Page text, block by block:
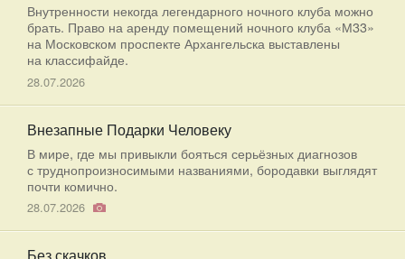
Внутренности некогда легендарного ночного клуба можно
брать. Право на аренду помещений ночного клуба «М33»
на Московском проспекте Архангельска выставлены
на классифайде.
28.07.2026
Внезапные Подарки Человеку
В мире, где мы привыкли бояться серьёзных диагнозов
с труднопроизносимыми названиями, бородавки выглядят
почти комично.
28.07.2026